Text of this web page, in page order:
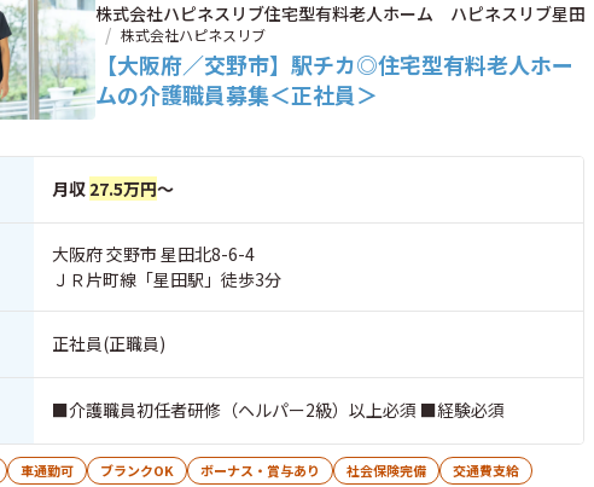
株式会社ハピネスリブ住宅型有料老人ホーム ハピネスリブ星田
株式会社ハピネスリブ
【大阪府／交野市】駅チカ◎住宅型有料老人ホー
ムの介護職員募集＜正社員＞
月収 27.5万円～
大阪府 交野市 星田北8-6-4
ＪＲ片町線「星田駅」徒歩3分
正社員(正職員)
■介護職員初任者研修（ヘルパー2級）以上必須 ■経験必須
車通勤可 ブランクOK ボーナス・賞与あり 社会保険完備 交通費支給